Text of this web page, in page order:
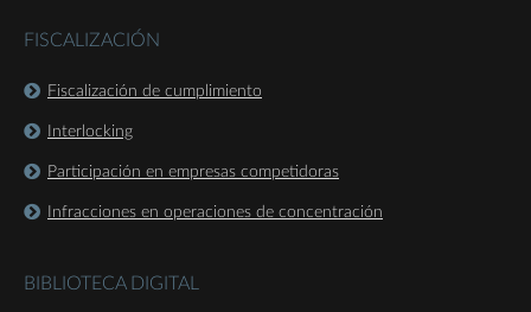
FISCALIZACIÓN
Fiscalización de cumplimiento
Interlocking
Participación en empresas competidoras
Infracciones en operaciones de concentración
BIBLIOTECA DIGITAL